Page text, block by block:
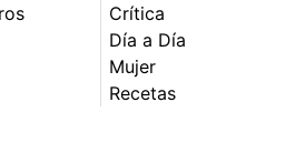
Crítica
Día a Día
Mujer
Recetas